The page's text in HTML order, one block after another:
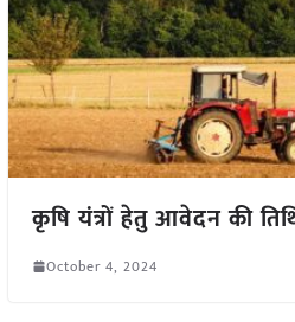
कृषि यंत्रों हेतु आवेदन की
October 4, 2024